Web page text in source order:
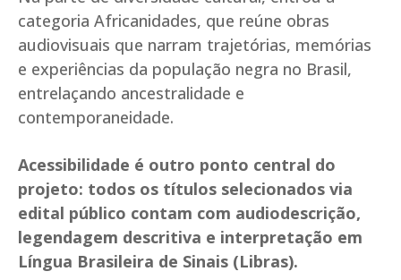
categoria Africanidades, que reúne obras
audiovisuais que narram trajetórias, memórias
e experiências da população negra no Brasil,
entrelaçando ancestralidade e
contemporaneidade.
Acessibilidade é outro ponto central do
projeto: todos os títulos selecionados via
edital público contam com audiodescrição,
legendagem descritiva e interpretação em
Língua Brasileira de Sinais (Libras).